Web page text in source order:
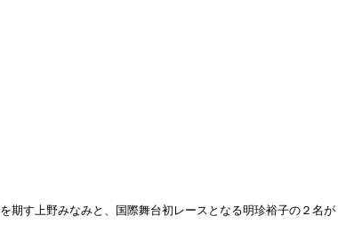
期す上野みなみと、国際舞台初レースとなる明珍裕子の２名が